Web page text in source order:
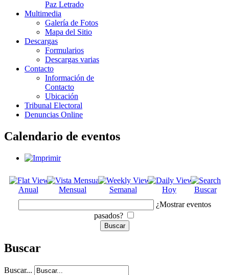
Paz Letrado
Multimedia
Galería de Fotos
Mapa del Sitio
Descargas
Formularios
Descargas varias
Contacto
Información de
Contacto
Ubicación
Tribunal Electoral
Denuncias Online
Calendario de eventos
Anual Mensual Semanal Hoy
Buscar
¿Mostrar eventos
pasados?
Buscar
Buscar...